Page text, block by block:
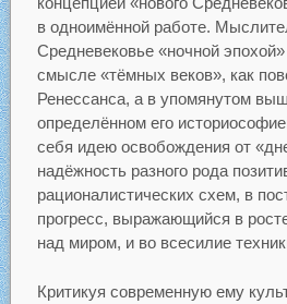
в одноимённой работе.
Средневековье «ночной
смысле «тёмных веков», как
Ренессанса, а в упомянутом
определённом его
себя идею освобождения от
надёжность разного рода
рационалистических схем, в
прогресс, выражающийся в
над миром, и во всесилие
Критикуя современную ему